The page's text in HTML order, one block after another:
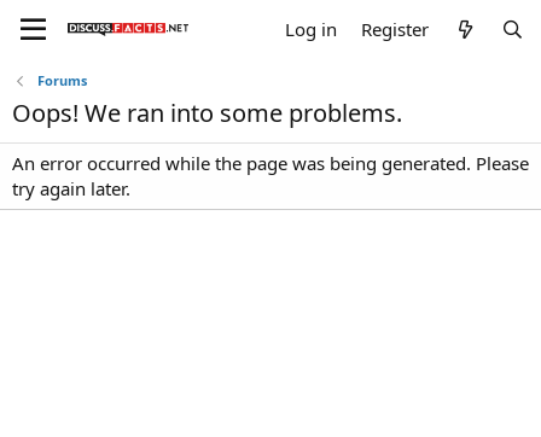
Log in Register
Forums
Oops! We ran into some problems.
An error occurred while the page was being generated. Please
try again later.